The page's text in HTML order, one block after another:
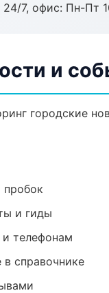
24/7, офис: Пн-Пт
и
городские
пробок
и гиды
телефонам
справочнике